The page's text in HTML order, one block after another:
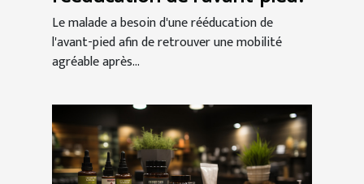
Le malade a besoin d'une rééducation de
l'avant-pied afin de retrouver une mobilité
agréable après...